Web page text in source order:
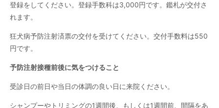
登録をしてください。登録手数科は3,000円です。鑑札が交付さ
れます。
狂犬病予防注射済票の交付を受けてください。交付手数料は550
円です。
予防注射接種前後に気をつけること
受診日の前日や当日の体調の良い日に来院ください。
シャンプーやトリミングの1週間後、もしくは1週間前、間隔をあ